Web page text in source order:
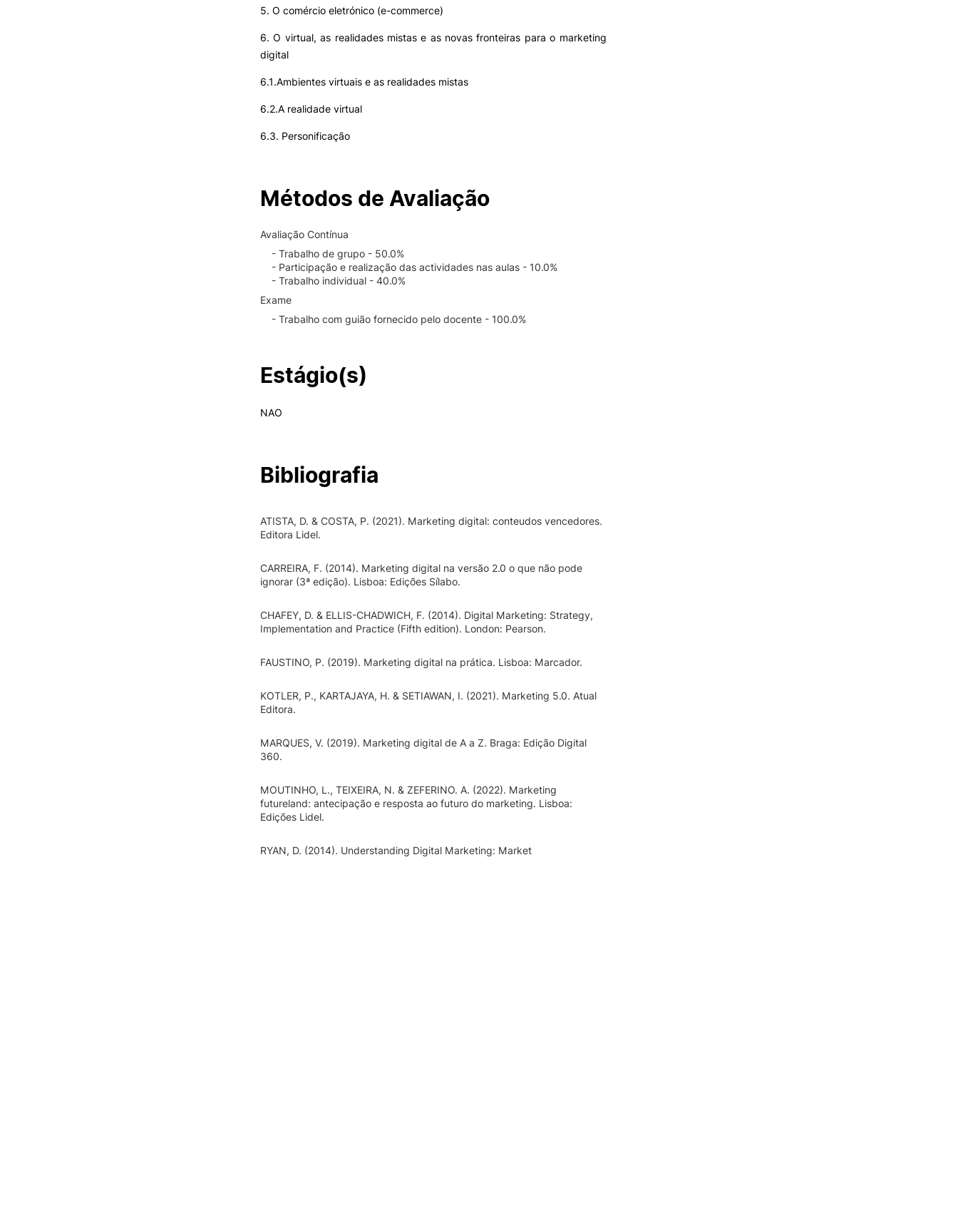
5. O comércio eletrónico (e-commerce)
6. O virtual, as realidades mistas e as novas fronteiras para o marketing
digital
6.1.Ambientes virtuais e as realidades mistas
6.2.A realidade virtual
6.3. Personificação
Métodos de Avaliação
Avaliação Contínua
- Trabalho de grupo - 50.0%
- Participação e realização das actividades nas aulas - 10.0%
- Trabalho individual - 40.0%
Exame
- Trabalho com guião fornecido pelo docente - 100.0%
Estágio(s)
NAO
Bibliografia
ATISTA, D. & COSTA, P. (2021). Marketing digital: conteudos vencedores.
Editora Lidel.
CARREIRA, F. (2014). Marketing digital na versão 2.0 o que não pode
ignorar (3ª edição). Lisboa: Edições Sílabo.
CHAFEY, D. & ELLIS-CHADWICH, F. (2014). Digital Marketing: Strategy,
Implementation and Practice (Fifth edition). London: Pearson.
FAUSTINO, P. (2019). Marketing digital na prática. Lisboa: Marcador.
KOTLER, P., KARTAJAYA, H. & SETIAWAN, I. (2021). Marketing 5.0. Atual
Editora.
MARQUES, V. (2019). Marketing digital de A a Z. Braga: Edição Digital
360.
MOUTINHO, L., TEIXEIRA, N. & ZEFERINO. A. (2022). Marketing
futureland: antecipação e resposta ao futuro do marketing. Lisboa:
Edições Lidel.
RYAN, D. (2014). Understanding Digital Marketing: Market